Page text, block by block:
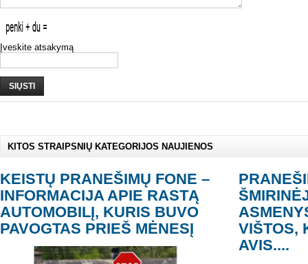
Įveskite atsakymą
SIŲSTI
KITOS STRAIPSNIŲ KATEGORIJOS NAUJIENOS
KEISTŲ PRANEŠIMŲ FONE –
INFORMACIJA APIE RASTĄ
AUTOMOBILĮ, KURIS BUVO
PAVOGTAS PRIEŠ MĖNESĮ
VIŠTOS,
AVIS....